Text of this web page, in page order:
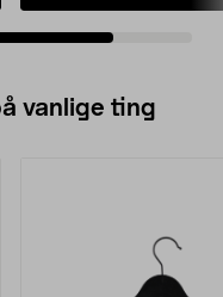
vanlige ting